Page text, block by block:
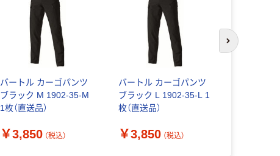
バートル カーゴパンツ
ブラック M 1902-35-M
1枚（直送品）
￥3,850 （税込）
バートル カーゴパンツ
ブラック L 1902-35-L 1
枚（直送品）
￥3,850 （税込）
次のスライド